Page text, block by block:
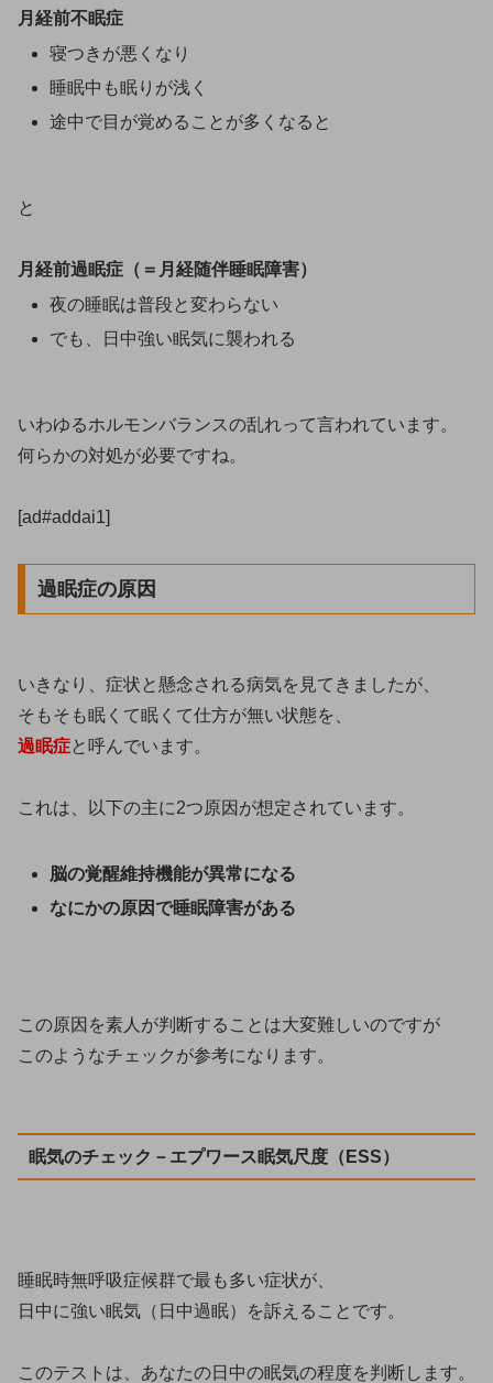
月経前不眠症
寝つきが悪くなり
睡眠中も眠りが浅く
途中で目が覚めることが多くなると
と
月経前過眠症（＝月経随伴睡眠障害）
夜の睡眠は普段と変わらない
でも、日中強い眠気に襲われる
いわゆるホルモンバランスの乱れって言われています。
何らかの対処が必要ですね。
[ad#addai1]
過眠症の原因
いきなり、症状と懸念される病気を見てきましたが、
そもそも眠くて眠くて仕方が無い状態を、
過眠症と呼んでいます。
これは、以下の主に2つ原因が想定されています。
脳の覚醒維持機能が異常になる
なにかの原因で睡眠障害がある
この原因を素人が判断することは大変難しいのですが
このようなチェックが参考になります。
眠気のチェック－エプワース眠気尺度（ESS）
睡眠時無呼吸症候群で最も多い症状が、
日中に強い眠気（日中過眠）を訴えることです。
このテストは、あなたの日中の眠気の程度を判断します。